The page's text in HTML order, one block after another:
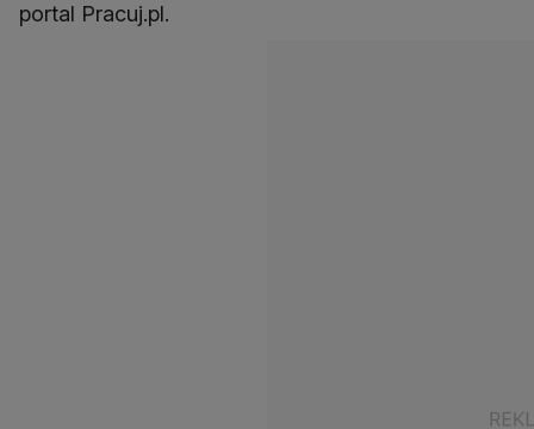
portal Pracuj.pl.